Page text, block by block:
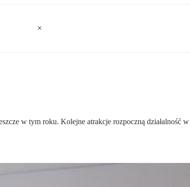
w tym roku. Kolejne atrakcje rozpoczną działalność